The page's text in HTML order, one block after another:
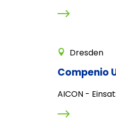
Dresden
Compenio
AICON -